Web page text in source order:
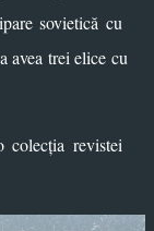
sovietică cu
avea trei elice cu
revistei